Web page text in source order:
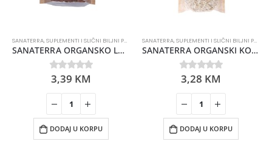
SANATERRA,SUPLEMENTI I SLIČNI BILJNI PREPARATI
SANATERRA ORGANSKO LANENO SJEME 125GR
0out of 5
3,39 KM
DODAJ U KORPU
SANATERRA,SUPLEMENTI I SLIČNI BILJNI PREPARATI
SANATERRA ORGANSKI KORNFLEKS 200GR
0out of 5
3,28 KM
DODAJ U KORPU